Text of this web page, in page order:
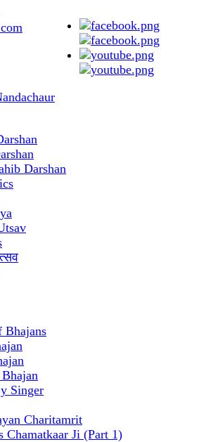
Darshan
Bhajans
Singer
Charitamrit
Chamatkaar Ji (Part 1)